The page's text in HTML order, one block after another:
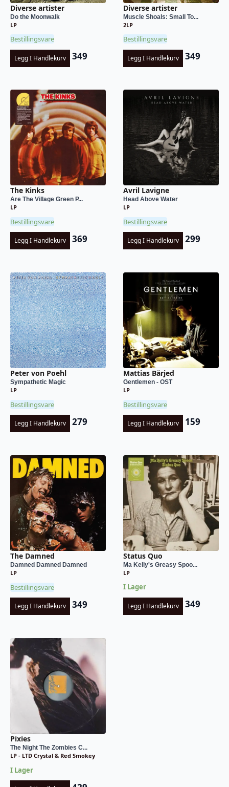
Diverse artister
Do the Moonwalk
LP
Bestillingsvare
Legg I Handlekurv 349
Diverse artister
Muscle Shoals: Small To...
2LP
Bestillingsvare
Legg I Handlekurv 349
The Kinks
Are The Village Green P...
LP
Bestillingsvare
Legg I Handlekurv 369
Avril Lavigne
Head Above Water
LP
Bestillingsvare
Legg I Handlekurv 299
Peter von Poehl
Sympathetic Magic
LP
Bestillingsvare
Legg I Handlekurv 279
Mattias Bärjed
Gentlemen - OST
LP
Bestillingsvare
Legg I Handlekurv 159
The Damned
Damned Damned Damned
LP
Bestillingsvare
Legg I Handlekurv 349
Status Quo
Ma Kelly's Greasy Spoo...
LP
I Lager
Legg I Handlekurv 349
Pixies
The Night The Zombies C...
LP - LTD Crystal & Red Smokey
I Lager